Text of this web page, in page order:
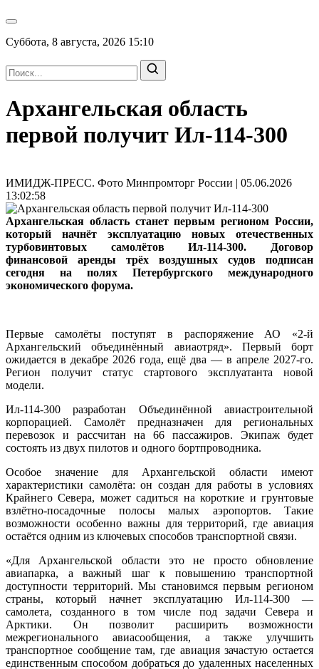
Суббота, 8 августа, 2026 15:10
Архангельская область
первой получит Ил-114-300
ИМИДЖ-ПРЕСС. Фото Минпромторг России | 05.06.2026
13:02:58
Архангельская область станет первым регионом России,
который начнёт эксплуатацию новых отечественных
турбовинтовых самолётов Ил-114-300. Договор
финансовой аренды трёх воздушных судов подписан
сегодня на полях Петербургского международного
экономического форума.
Первые самолёты поступят в распоряжение АО «2-й
Архангельский объединённый авиаотряд». Первый борт
ожидается в декабре 2026 года, ещё два — в апреле 2027-го.
Регион получит статус стартового эксплуатанта новой
модели.
Ил-114-300 разработан Объединённой авиастроительной
корпорацией. Самолёт предназначен для региональных
перевозок и рассчитан на 66 пассажиров. Экипаж будет
состоять из двух пилотов и одного бортпроводника.
Особое значение для Архангельской области имеют
характеристики самолёта: он создан для работы в условиях
Крайнего Севера, может садиться на короткие и грунтовые
взлётно-посадочные полосы малых аэропортов. Такие
возможности особенно важны для территорий, где авиация
остаётся одним из ключевых способов транспортной связи.
«Для Архангельской области это не просто обновление
авиапарка, а важный шаг к повышению транспортной
доступности территорий. Мы становимся первым регионом
страны, который начнет эксплуатацию Ил-114-300 —
самолета, созданного в том числе под задачи Севера и
Арктики. Он позволит расширить возможности
межрегионального авиасообщения, а также улучшить
транспортное сообщение там, где авиация зачастую остается
единственным способом добраться до удаленных населенных